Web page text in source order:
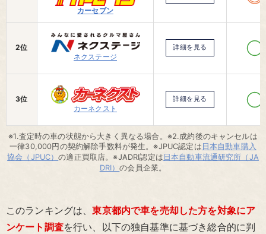
カーセブン
2位
ネクステージ
詳細を見る
3位
カーネクスト
詳細を見る
※1.査定時の車の状態から大きく異なる場合。※2.成約後のキャンセルは
一律30,000円の契約解除手数料が発生。※JPUC認定は 日本自動車購入
協会（JPUC）の適正買取店。※JADRI認定は 日本自動車流通研究所（JA
DRI）の会員企業。
このランキングは、東京都内で車を売却した方を対象にア
ンケート調査を行い、以下の独自基準に基づき総合的に判